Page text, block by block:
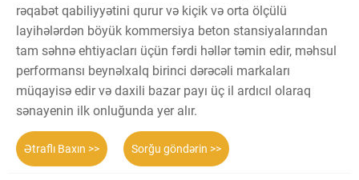
rəqabət qabiliyyətini qurur və kiçik və orta ölçülü
layihələrdən böyük kommersiya beton stansiyalarından
tam səhnə ehtiyacları üçün fərdi həllər təmin edir, məhsul
performansı beynəlxalq birinci dərəcəli markaları
müqayisə edir və daxili bazar payı üç il ardıcıl olaraq
sənayenin ilk onluğunda yer alır.
Ətraflı Baxın >> Sorğu göndərin >>